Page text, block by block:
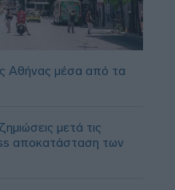
Αθήνας μέσα από τα
μετά τις
αποκατάσταση των